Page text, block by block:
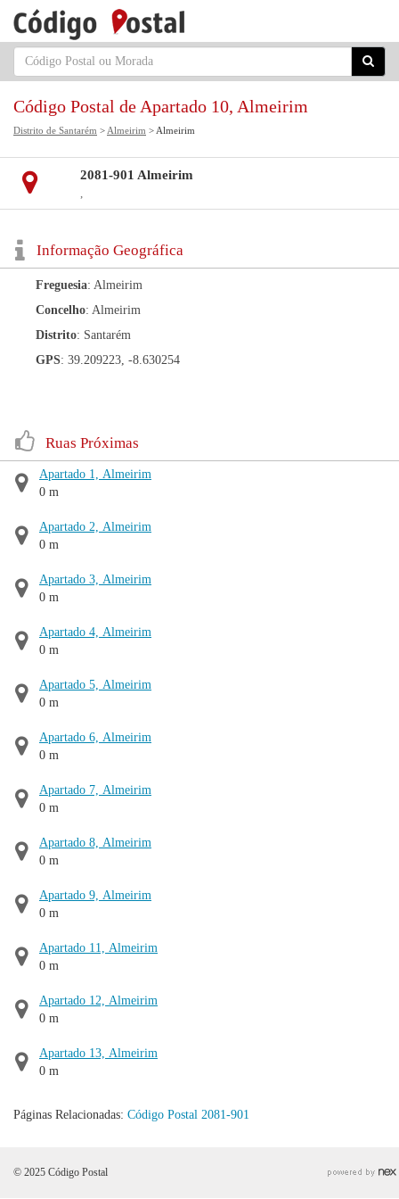
Código Postal de Apartado 10, Almeirim
Distrito de Santarém > Almeirim > Almeirim
2081-901 Almeirim
,
Informação Geográfica
Freguesia: Almeirim
Concelho: Almeirim
Distrito: Santarém
GPS: 39.209223, -8.630254
Ruas Próximas
Apartado 1, Almeirim
0 m
Apartado 2, Almeirim
0 m
Apartado 3, Almeirim
0 m
Apartado 4, Almeirim
0 m
Apartado 5, Almeirim
0 m
Apartado 6, Almeirim
0 m
Apartado 7, Almeirim
0 m
Apartado 8, Almeirim
0 m
Apartado 9, Almeirim
0 m
Apartado 11, Almeirim
0 m
Apartado 12, Almeirim
0 m
Apartado 13, Almeirim
0 m
Páginas Relacionadas: Código Postal 2081-901
© 2025 Código Postal